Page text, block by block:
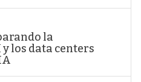
la
los data centers